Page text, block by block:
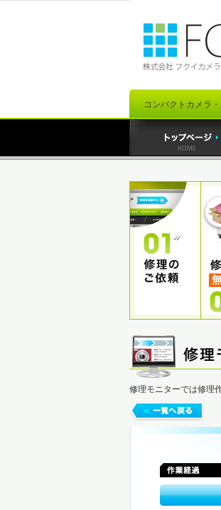
コンパクトカメラ
修理モニターでは修理